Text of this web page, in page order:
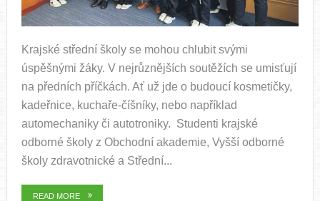
Krajské střední školy se mohou chlubit svými
úspěšnými žáky. V nejrůznějších soutěžích se umisťují
na předních příčkách. Ať už jde o budoucí kosmetičky,
kadeřnice, kuchaře-číšníky, nebo například
automechaniky či autotroniky. Studenti krajské
odborné školy z Obchodní akademie, Vyšší odborné
školy zdravotnické a Střední...
READ MORE